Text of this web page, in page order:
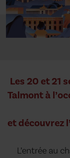
Les 20 et 21
Talmont à
et découvrez
L’entrée au